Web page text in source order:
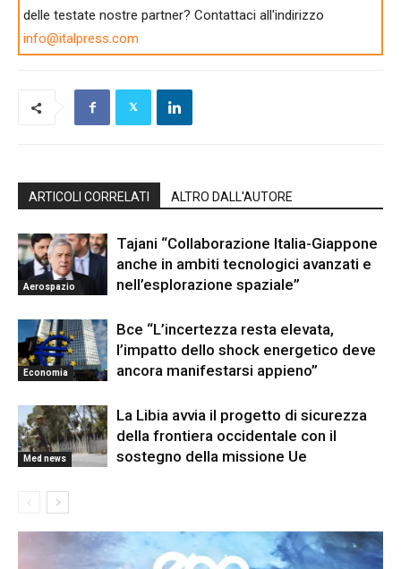
delle testate nostre partner? Contattaci all'indirizzo
info@italpress.com
ARTICOLI CORRELATI ALTRO DALL'AUTORE
Aerospazio
Tajani “Collaborazione Italia-Giappone
anche in ambiti tecnologici avanzati e
nell’esplorazione spaziale”
Economia
Bce “L’incertezza resta elevata,
l’impatto dello shock energetico deve
ancora manifestarsi appieno”
Med news
La Libia avvia il progetto di sicurezza
della frontiera occidentale con il
sostegno della missione Ue